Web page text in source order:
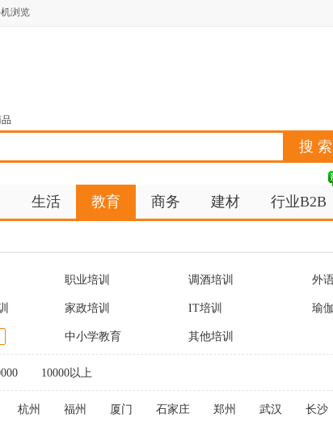
浏览
生活 教育 商务 建材 行业B2B
职业培训 调酒培训 外
家政培训 IT培训 瑜
中小学教育 其他培训
10000以上
杭州 福州 厦门 石家庄 郑州 武汉 长沙